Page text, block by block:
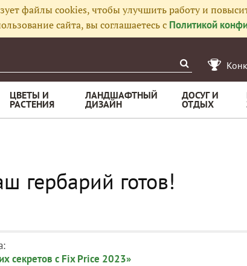
файлы cookies, чтобы улучшить работу и
сайта, вы соглашаетесь с Политикой
ЦВЕТЫ И
РАСТЕНИЯ
ЛАНДШАФТНЫЙ
ДИЗАЙН
ДОСУГ И
ОТДЫХ
гербарий готов!
секретов с Fix Price 2023»